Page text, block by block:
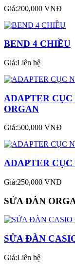
Giá:200,000 VNĐ
BEND 4 CHIỀU
Giá:Liên hệ
ADAPTER
ORGAN
Giá:500,000 VNĐ
ADAPTER
Giá:250,000 VNĐ
SỬA ĐÀN
SỬA ĐÀN
Giá:Liên hệ